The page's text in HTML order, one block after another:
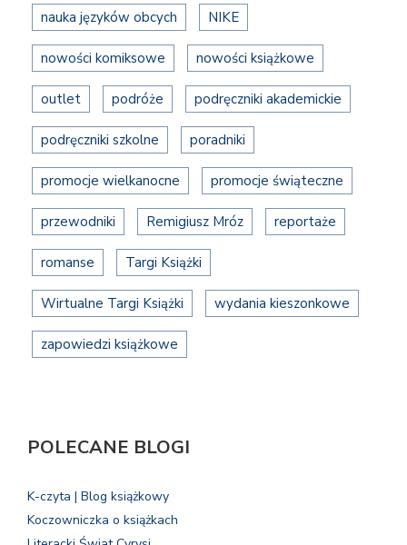
nauka języków obcych NIKE
nowości komiksowe nowości książkowe
outlet podróże podręczniki akademickie
podręczniki szkolne poradniki
promocje wielkanocne promocje świąteczne
przewodniki Remigiusz Mróz reportaże
romanse Targi Książki
Wirtualne Targi Książki wydania kieszonkowe
zapowiedzi książkowe
POLECANE BLOGI
K-czyta | Blog książkowy
Koczowniczka o książkach